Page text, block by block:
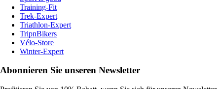
Training-Fit
Trek-Expert
Triathlon-Expert
TripnBikers
Vélo-Store
Winter-Expert
Abonnieren Sie unseren Newsletter